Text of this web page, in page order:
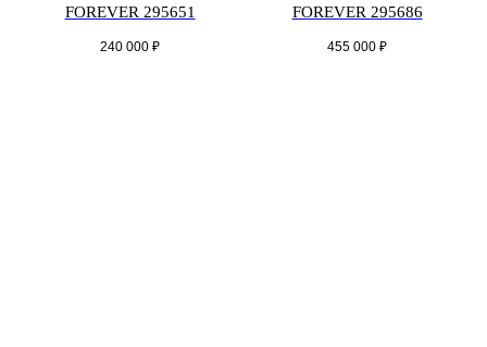
FOREVER 295651
240 000 ₽
FOREVER 295686
455 000 ₽